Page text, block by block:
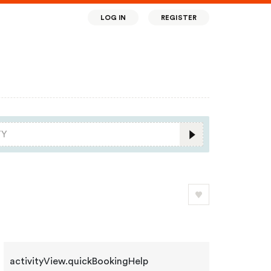
LOG IN REGISTER
activityView.quickBookingHelp